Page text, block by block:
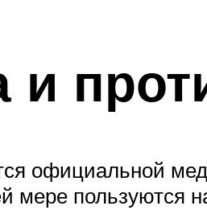
официальной
мере пользуются